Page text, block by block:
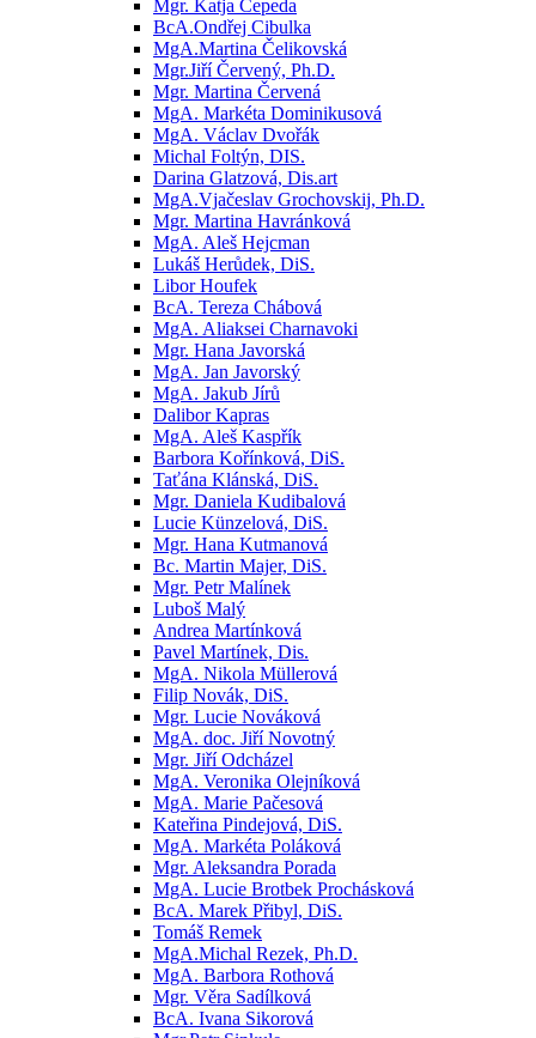
Mgr. Katja Cepeda
BcA.Ondřej Cibulka
MgA.Martina Čelikovská
Mgr.Jiří Červený, Ph.D.
Mgr. Martina Červená
MgA. Markéta Dominikusová
MgA. Václav Dvořák
Michal Foltýn, DIS.
Darina Glatzová, Dis.art
MgA.Vjačeslav Grochovskij, Ph.D.
Mgr. Martina Havránková
MgA. Aleš Hejcman
Lukáš Herůdek, DiS.
Libor Houfek
BcA. Tereza Chábová
MgA. Aliaksei Charnavoki
Mgr. Hana Javorská
MgA. Jan Javorský
MgA. Jakub Jírů
Dalibor Kapras
MgA. Aleš Kaspřík
Barbora Kořínková, DiS.
Taťána Klánská, DiS.
Mgr. Daniela Kudibalová
Lucie Künzelová, DiS.
Mgr. Hana Kutmanová
Bc. Martin Majer, DiS.
Mgr. Petr Malínek
Luboš Malý
Andrea Martínková
Pavel Martínek, Dis.
MgA. Nikola Müllerová
Filip Novák, DiS.
Mgr. Lucie Nováková
MgA. doc. Jiří Novotný
Mgr. Jiří Odcházel
MgA. Veronika Olejníková
MgA. Marie Pačesová
Kateřina Pindejová, DiS.
MgA. Markéta Poláková
Mgr. Aleksandra Porada
MgA. Lucie Brotbek Prochásková
BcA. Marek Přibyl, DiS.
Tomáš Remek
MgA.Michal Rezek, Ph.D.
MgA. Barbora Rothová
Mgr. Věra Sadílková
BcA. Ivana Sikorová